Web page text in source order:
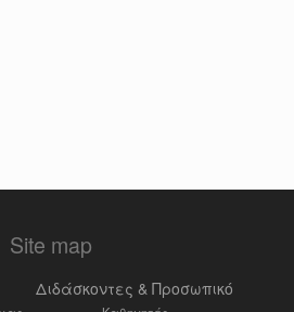
Site map
Διδάσκοντες & Προσωπικό